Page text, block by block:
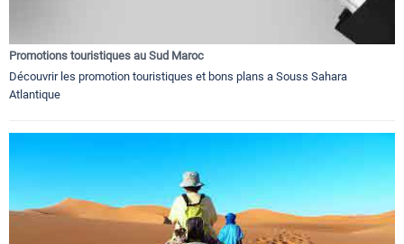
Promotions touristiques au Sud Maroc
Découvrir les promotion touristiques et bons plans a Souss Sahara
Atlantique